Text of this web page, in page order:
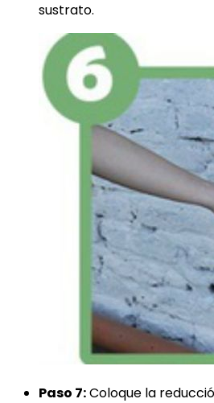
sustrato.
Paso 7:Coloque la